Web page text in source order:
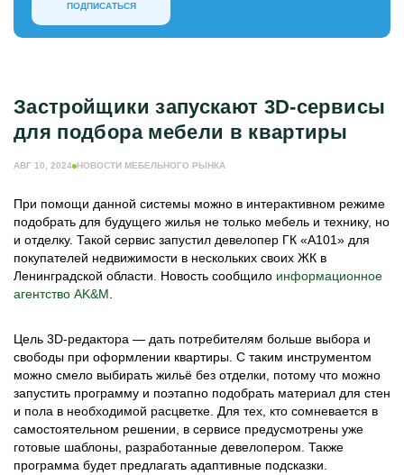
ПОДПИСАТЬСЯ
Застройщики запускают 3D-сервисы
для подбора мебели в квартиры
АВГ 10, 2024 НОВОСТИ МЕБЕЛЬНОГО РЫНКА
При помощи данной системы можно в интерактивном режиме
подобрать для будущего жилья не только мебель и технику, но
и отделку. Такой сервис запустил девелопер ГК «А101» для
покупателей недвижимости в нескольких своих ЖК в
Ленинградской области. Новость сообщило информационное
агентство AK&M
Цель 3D-редактора — дать потребителям больше выбора и
свободы при оформлении квартиры. С таким инструментом
можно смело выбирать жильё без отделки, потому что можно
запустить программу и поэтапно подобрать материал для стен
и пола в необходимой расцветке. Для тех, кто сомневается в
самостоятельном решении, в сервисе предусмотрены уже
готовые шаблоны, разработанные девелопером. Также
программа будет предлагать адаптивные подсказки.